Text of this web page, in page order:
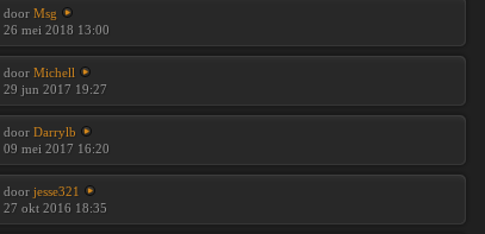
door Msg
26 mei 2018 13:00
door Michell
29 jun 2017 19:27
door Darrylb
09 mei 2017 16:20
door jesse321
27 okt 2016 18:35